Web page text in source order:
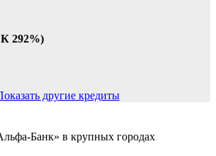
292%)
другие кредиты
Банк» в крупных городах